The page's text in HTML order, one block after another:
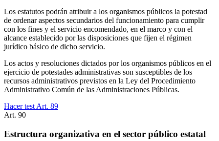
Los estatutos podrán atribuir a los organismos públicos la potestad
de ordenar aspectos secundarios del funcionamiento para cumplir
con los fines y el servicio encomendado, en el marco y con el
alcance establecido por las disposiciones que fijen el régimen
jurídico básico de dicho servicio.
Los actos y resoluciones dictados por los organismos públicos en el
ejercicio de potestades administrativas son susceptibles de los
recursos administrativos previstos en la Ley del Procedimiento
Administrativo Común de las Administraciones Públicas.
Hacer test Art. 89
Art. 90
Estructura organizativa en el sector público estatal